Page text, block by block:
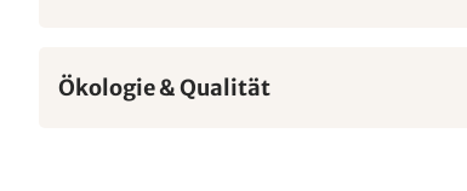
Ökologie & Qualität